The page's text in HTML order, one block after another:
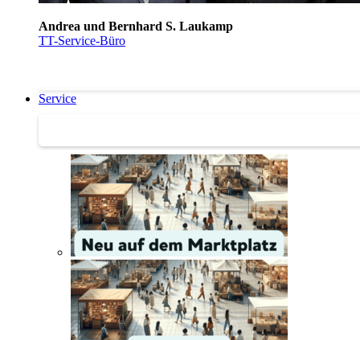
Andrea und Bernhard S. Laukamp
TT-Service-Büro
Service